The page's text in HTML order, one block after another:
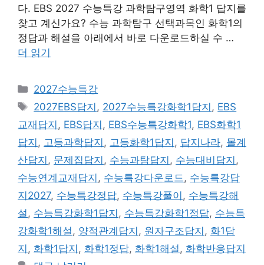
다. EBS 2027 수능특강 과학탐구영역 화학1 답지를
찾고 계신가요? 수능 과학탐구 선택과목인 화학1의
정답과 해설을 아래에서 바로 다운로드하실 수 …
더 읽기
카
테
리
2027수능특강
태
그
2027EBS답지 , 2027수능특강화학1답지 , EBS
교재답지 , EBS답지 , EBS수능특강화학1, EBS화학1
답지 , 고등과학답지 , 고등화학1답지 , 답지나라, 몰계
산답지 , 문제집답지 , 수능과탐답지 , 수능대비답지 ,
수능연계교재답지 , 수능특강다운로드 , 수능특강답
지2027, 수능특강정답, 수능특강풀이 , 수능특강해
설 , 수능특강화학1답지 , 수능특강화학1정답, 수능특
강화학1해설 , 양적관계답지 , 원자구조답지 , 화1답
지 , 화학1답지 , 화학1정답, 화학1해설 , 화학반응답지